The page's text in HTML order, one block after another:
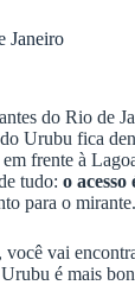
Janeiro
do Rio de
Urubu fica
frente à
tudo: o
para o mirante.
vai
Urubu é mais